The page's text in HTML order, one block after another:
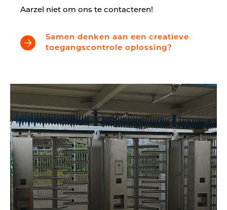
Aarzel niet om ons te contacteren!
Samen denken aan een creatieve
toegangscontrole oplossing?